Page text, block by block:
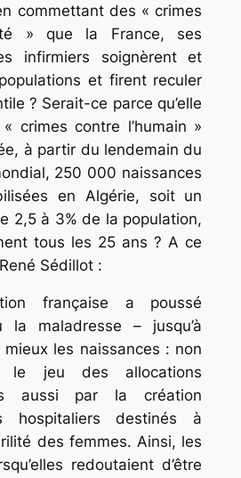
commettant des « crimes
» que la France, ses
infirmiers soignèrent et
et firent reculer
? Serait-ce parce qu’elle
crimes contre l’humain »
à partir du lendemain du
250 000 naissances
en Algérie, soit un
2,5 à 3% de la population,
tous les 25 ans ? A ce
Sédillot :
française a poussé
la maladresse – jusqu’à
les naissances : non
le jeu des allocations
aussi par la création
hospitaliers destinés à
des femmes. Ainsi, les
redoutaient d’être